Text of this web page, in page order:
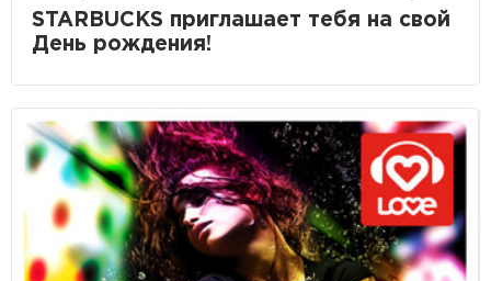
STARBUCKS приглашает тебя на свой
День рождения!